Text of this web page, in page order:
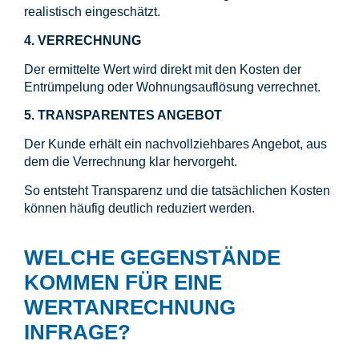
realistisch eingeschätzt.
4. VERRECHNUNG
Der ermittelte Wert wird direkt mit den Kosten der
Entrümpelung oder Wohnungsauflösung verrechnet.
5. TRANSPARENTES ANGEBOT
Der Kunde erhält ein nachvollziehbares Angebot, aus
dem die Verrechnung klar hervorgeht.
So entsteht Transparenz und die tatsächlichen Kosten
können häufig deutlich reduziert werden.
WELCHE GEGENSTÄNDE
KOMMEN FÜR EINE
WERTANRECHNUNG
INFRAGE?